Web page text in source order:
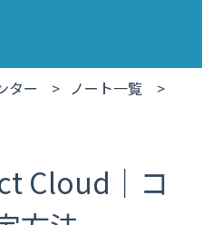
ター
ノート一覧
Cloud｜コ